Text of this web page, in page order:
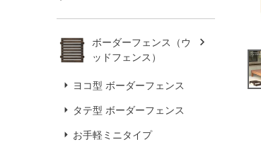
ボーダーフェンス（ウ
ッドフェンス）
ヨコ型 ボーダーフェンス
タテ型 ボーダーフェンス
お手軽ミニタイプ